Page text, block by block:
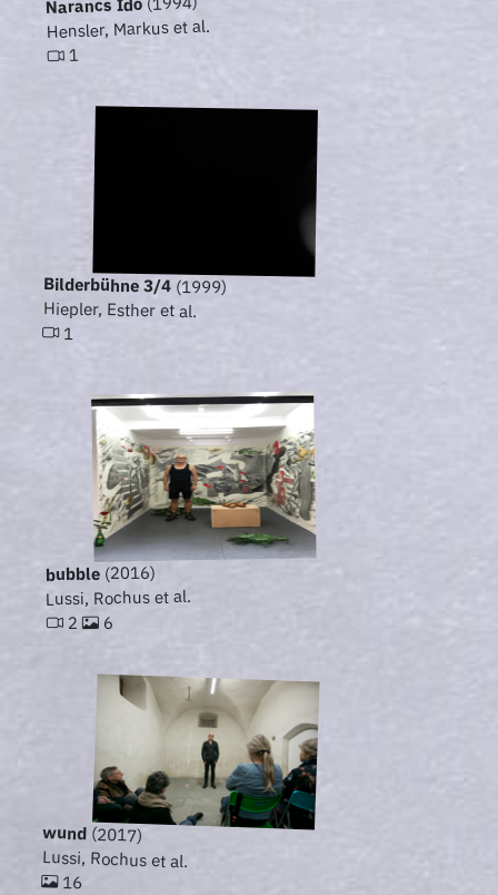
Narancs Idő
Hensler, Markus et al.
1
Bilderbühne 3/4(1999)
Hiepler, Esther et al.
1
bubble(2016)
Lussi, Rochus et al.
2 6
wund (2017)
Lussi, Rochus et al.
16